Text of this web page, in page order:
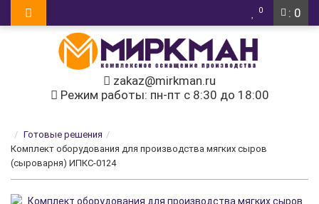
: 0
0
zakaz@mirkman.ru
Режим работы: пн-пт с 8:30 до 18:00
Готовые решения
Комплект оборудования для производства мягких сыров
(сыроварня) ИПКС-0124